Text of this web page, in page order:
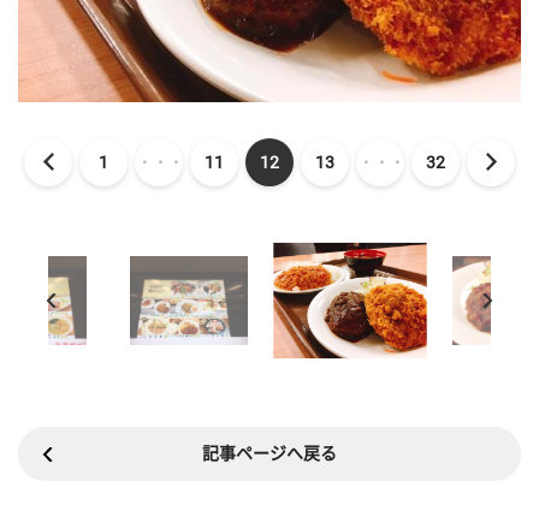
1 ・・・ 11 12 13 ・・・ 32
記事ページへ戻る